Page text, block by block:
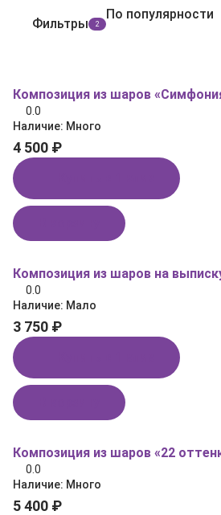
Фильтры 2
По популярности
Композиция из шаров
0.0
Наличие: Много
4 500 ₽
Композиция из шаров на
0.0
Наличие: Мало
3 750 ₽
Композиция из шаров «22
0.0
Наличие: Много
5 400 ₽